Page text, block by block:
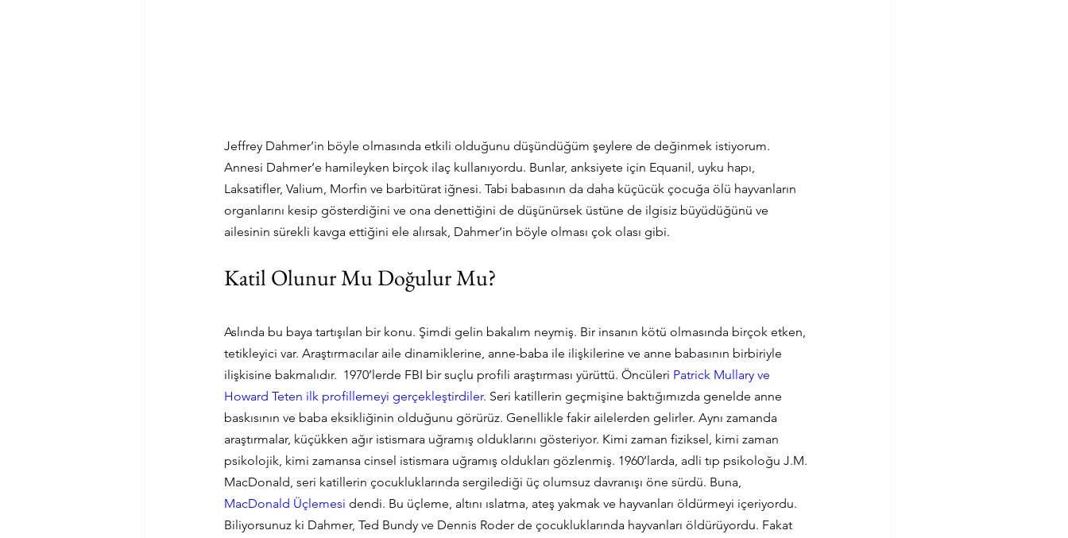
Jeffrey Dahmer’in böyle olmasında etkili olduğunu düşündüğüm şeylere de değinmek istiyorum.
Annesi Dahmer’e hamileyken birçok ilaç kullanıyordu. Bunlar, anksiyete için Equanil, uyku hapı,
Laksatifler, Valium, Morfin ve barbitürat iğnesi. Tabi babasının da daha küçücük çocuğa ölü hayvanların
organlarını kesip gösterdiğini ve ona denettiğini de düşünürsek üstüne de ilgisiz büyüdüğünü ve
ailesinin sürekli kavga ettiğini ele alırsak, Dahmer’in böyle olması çok olası gibi.
Katil Olunur Mu Doğulur Mu?
Aslında bu baya tartışılan bir konu. Şimdi gelin bakalım neymiş. Bir insanın kötü olmasında birçok etken,
tetikleyici var. Araştırmacılar aile dinamiklerine, anne-baba ile ilişkilerine ve anne babasının birbiriyle
ilişkisine bakmalıdır.  1970’lerde FBI bir suçlu profili araştırması yürüttü. Öncüleri Patrick Mullary ve
Howard Teten ilk profillemeyi gerçekleştirdiler. Seri katillerin geçmişine baktığımızda genelde anne
baskısının ve baba eksikliğinin olduğunu görürüz. Genellikle fakir ailelerden gelirler. Aynı zamanda
araştırmalar, küçükken ağır istismara uğramış olduklarını gösteriyor. Kimi zaman fiziksel, kimi zaman
psikolojik, kimi zamansa cinsel istismara uğramış oldukları gözlenmiş. 1960’larda, adli tıp psikoloğu J.M.
MacDonald, seri katillerin çocukluklarında sergilediği üç olumsuz davranışı öne sürdü. Buna,
MacDonald Üçlemesi dendi. Bu üçleme, altını ıslatma, ateş yakmak ve hayvanları öldürmeyi içeriyordu.
Biliyorsunuz ki Dahmer, Ted Bundy ve Dennis Roder de çocukluklarında hayvanları öldürüyordu. Fakat